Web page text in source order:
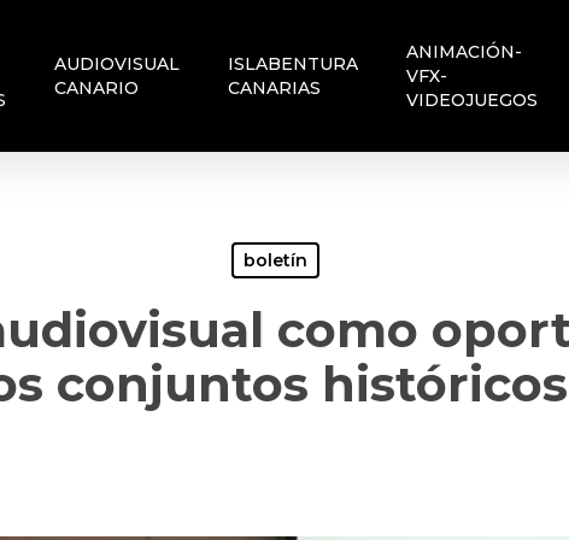
AUDIOVISUAL
CANARIO
ISLABENTURA
CANARIAS
ANIMACIÓN-
VFX-
VIDEOJUEGOS
boletín
como
conjuntos históricos